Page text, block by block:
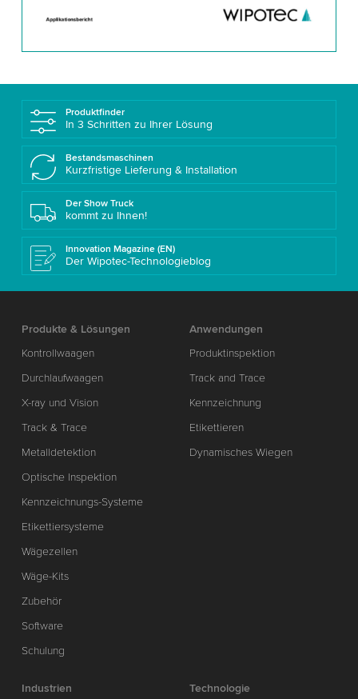
Produktfinder
In 3 Schritten zu Ihrer Lösung
Bestandsmaschinen
Kurzfristige Lieferung & Installation
Der Show Truck
kommt zu Ihnen!
Innovation Magazine (EN)
Der Wipotec-Technologieblog
Produkte & Lösungen
Kontrollwaagen
Durchlaufwaagen
X-ray und Vision
Track & Trace
Metalldetektion
Optische Inspektion
Kennzeichnungs-Systeme
Etikettiersysteme
Wägezellen
Wäge-Kits
Zubehör
Software
Schulung
Anwendungen
Produktinspektion
Track and Trace
Kennzeichnung
Etikettieren
Dynamisches Wiegen
Industrien
Technologie